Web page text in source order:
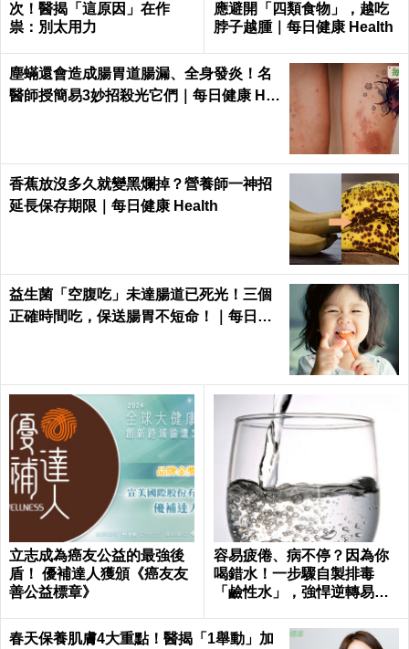
次！醫揭「這原因」在作
祟：別太用力
應避開「四類食物」，越吃
脖子越腫｜每日健康 Health
塵蟎還會造成腸胃道腸漏、全身發炎！名
醫師授簡易3妙招殺光它們｜每日健康 He
香蕉放沒多久就變黑爛掉？營養師一神招
延長保存期限｜每日健康 Health
益生菌「空腹吃」未達腸道已死光！三個
正確時間吃，保送腸胃不短命！｜每日健
立志成為癌友公益的最強後
盾！ 優補達人獲頒《癌友友
善公益標章》
容易疲倦、病不停？因為你
喝錯水！一步驟自製排毒
「鹼性水」，強悍逆轉易
春天保養肌膚4大重點！醫揭「1舉動」加